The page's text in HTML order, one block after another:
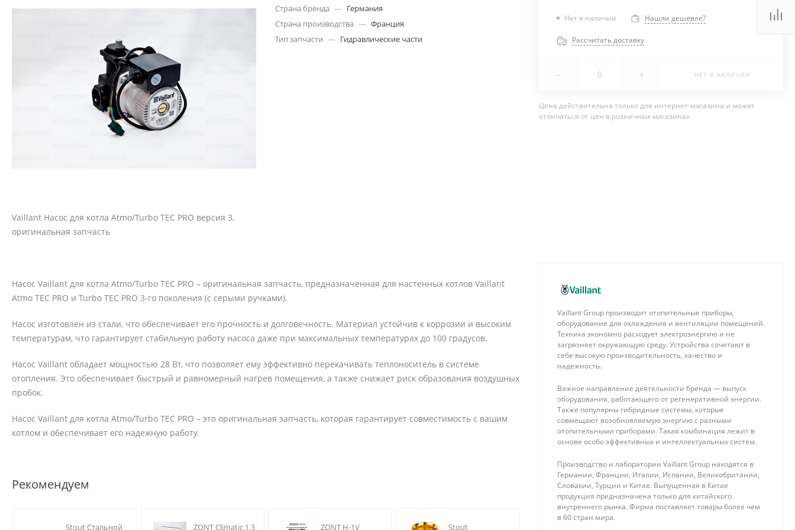
Vaillant Насос для котла Atmo/Turbo TEC PRO версия 3,
оригинальная запчасть
Страна бренда — Германия
Страна производства — Франция
Тип запчасти — Гидравлические части
Нет в наличии Нашли дешевле?
Рассчитать доставку
- + НЕТ В НАЛИЧИИ
Цена действительна только для интернет-магазина и может
отличаться от цен в розничных магазинах
Насос Vaillant для котла Atmo/Turbo TEC PRO – оригинальная запчасть, предназначенная для настенных котлов Vaillant
Atmo TEC PRO и Turbo TEC PRO 3-го поколения (с серыми ручками).
Насос изготовлен из стали, что обеспечивает его прочность и долговечность. Материал устойчив к коррозии и высоким
температурам, что гарантирует стабильную работу насоса даже при максимальных температурах до 100 градусов.
Насос Vaillant обладает мощностью 28 Вт, что позволяет ему эффективно перекачивать теплоноситель в системе
отопления. Это обеспечивает быстрый и равномерный нагрев помещения, а также снижает риск образования воздушных
пробок.
Насос Vaillant для котла Atmo/Turbo TEC PRO – это оригинальная запчасть, которая гарантирует совместимость с вашим
котлом и обеспечивает его надежную работу.
Рекомендуем
Stout Стальной
ZONT Climatic 1.3
ZONT H-1V
Stout
Vaillant Group производит отопительные приборы,
оборудование для охлаждения и вентиляции помещений.
Техника экономно расходует электроэнергию и не
загрязняет окружающую среду. Устройства сочетают в
себе высокую производительность, качество и
надежность.
Важное направление деятельности бренда — выпуск
оборудования, работающего от регенеративной энергии.
Также популярны гибридные системы, которые
совмещают возобновляемую энергию с разными
отопительными приборами. Такая комбинация лежит в
основе особо эффективных и интеллектуальных систем.
Производство и лаборатории Vaillant Group находятся в
Германии, Франции, Италии, Испании, Великобритании,
Словакии, Турции и Китае. Выпущенная в Китае
продукция предназначена только для китайского
внутреннего рынка. Фирма поставляет товары более чем
в 60 стран мира.